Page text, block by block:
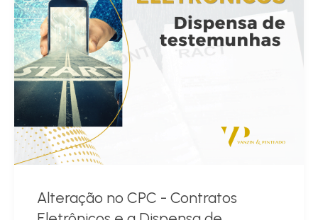
Alteração no CPC - Contratos